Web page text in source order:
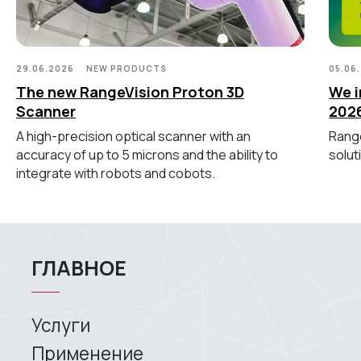
29.06.2026 NEW PRODUCTS
The new RangeVision Proton 3D
Scanner
A high-precision optical scanner with an
accuracy of up to 5 microns and the ability to
integrate with robots and cobots.
We
Москва, Вятская улица, 27, стр. 7
СВЯЖИТЕСЬ С НАМИ
Координатно-измерительные
машины
Портативные измерительные
руки
Лазерные TLS и SLAM сканеры
ОБОРУДОВАНИЕ
MEASURING EQUIPMENT